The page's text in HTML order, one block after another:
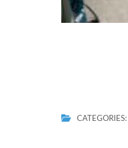
CATEGORIES: